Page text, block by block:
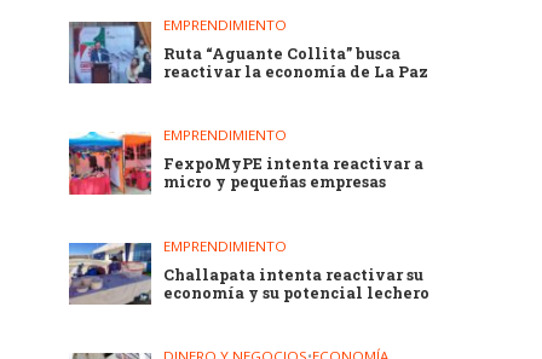
EMPRENDIMIENTO
Ruta “Aguante Collita” busca
reactivar la economía de La Paz
EMPRENDIMIENTO
FexpoMyPE intenta reactivar a
micro y pequeñas empresas
EMPRENDIMIENTO
Challapata intenta reactivar su
economía y su potencial lechero